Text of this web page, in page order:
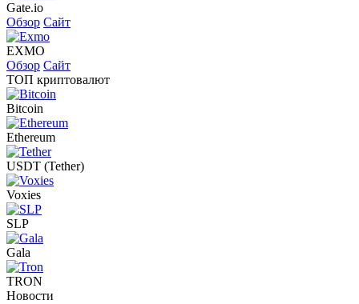
Gate.io
Обзор Сайт
EXMO
Обзор Сайт
ТОП криптовалют
Bitcoin
Ethereum
USDT (Tether)
Voxies
SLP
Gala
TRON
Новости